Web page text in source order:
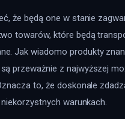
że będą one w stanie
towarów, które będą
Jak wiadomo produkty
przeważnie z najwyższej
to, że doskonale
warunkach.